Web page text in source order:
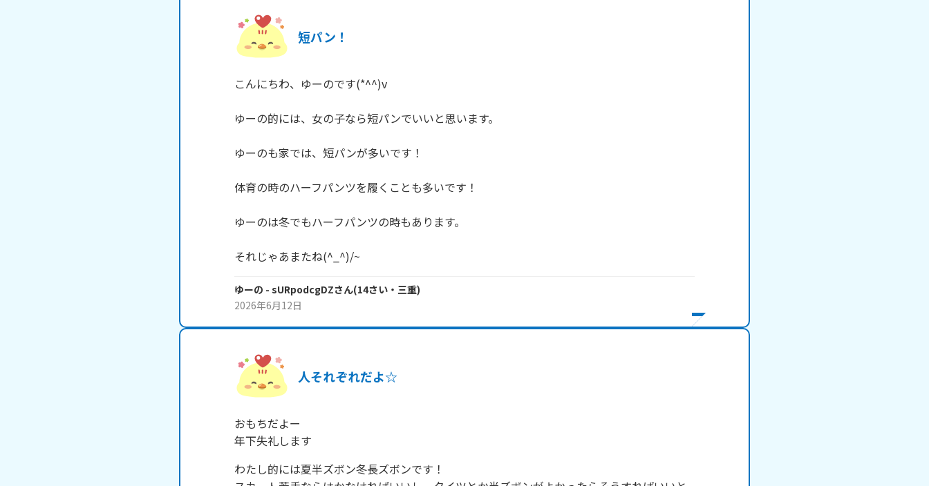
短パン！
こんにちわ、ゆーのです(*^^)v
ゆーの的には、女の子なら短パンでいいと思います。
ゆーのも家では、短パンが多いです！
体育の時のハーフパンツを履くことも多いです！
ゆーのは冬でもハーフパンツの時もあります。
それじゃあまたね(^_^)/~
ゆーの - sURpodcgDZさん(14さい・ 三重)
2026年6月12日
人それぞれだよ☆
おもちだよー
年下失礼します
わたし的には夏半ズボン冬長ズボンです！